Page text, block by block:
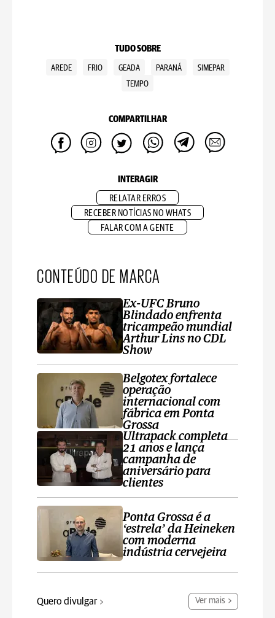
TUDO SOBRE
AREDE FRIO GEADA PARANÁ
SIMEPAR
TEMPO
COMPARTILHAR
INTERAGIR
RELATAR ERROS
RECEBER NOTÍCIAS NO WHATS
FALAR COM A GENTE
CONTEÚDO DE MARCA
Ex-UFC Bruno
Blindado enfrenta
tricampeão mundial
Arthur Lins no CDL
Show
Belgotex fortalece
operação
internacional com
fábrica em Ponta
Grossa
Ultrapack completa
21 anos e lança
campanha de
aniversário para
clientes
Ponta Grossa é a
‘estrela’ da Heineken
com moderna
indústria cervejeira
Quero divulgar Ver mais